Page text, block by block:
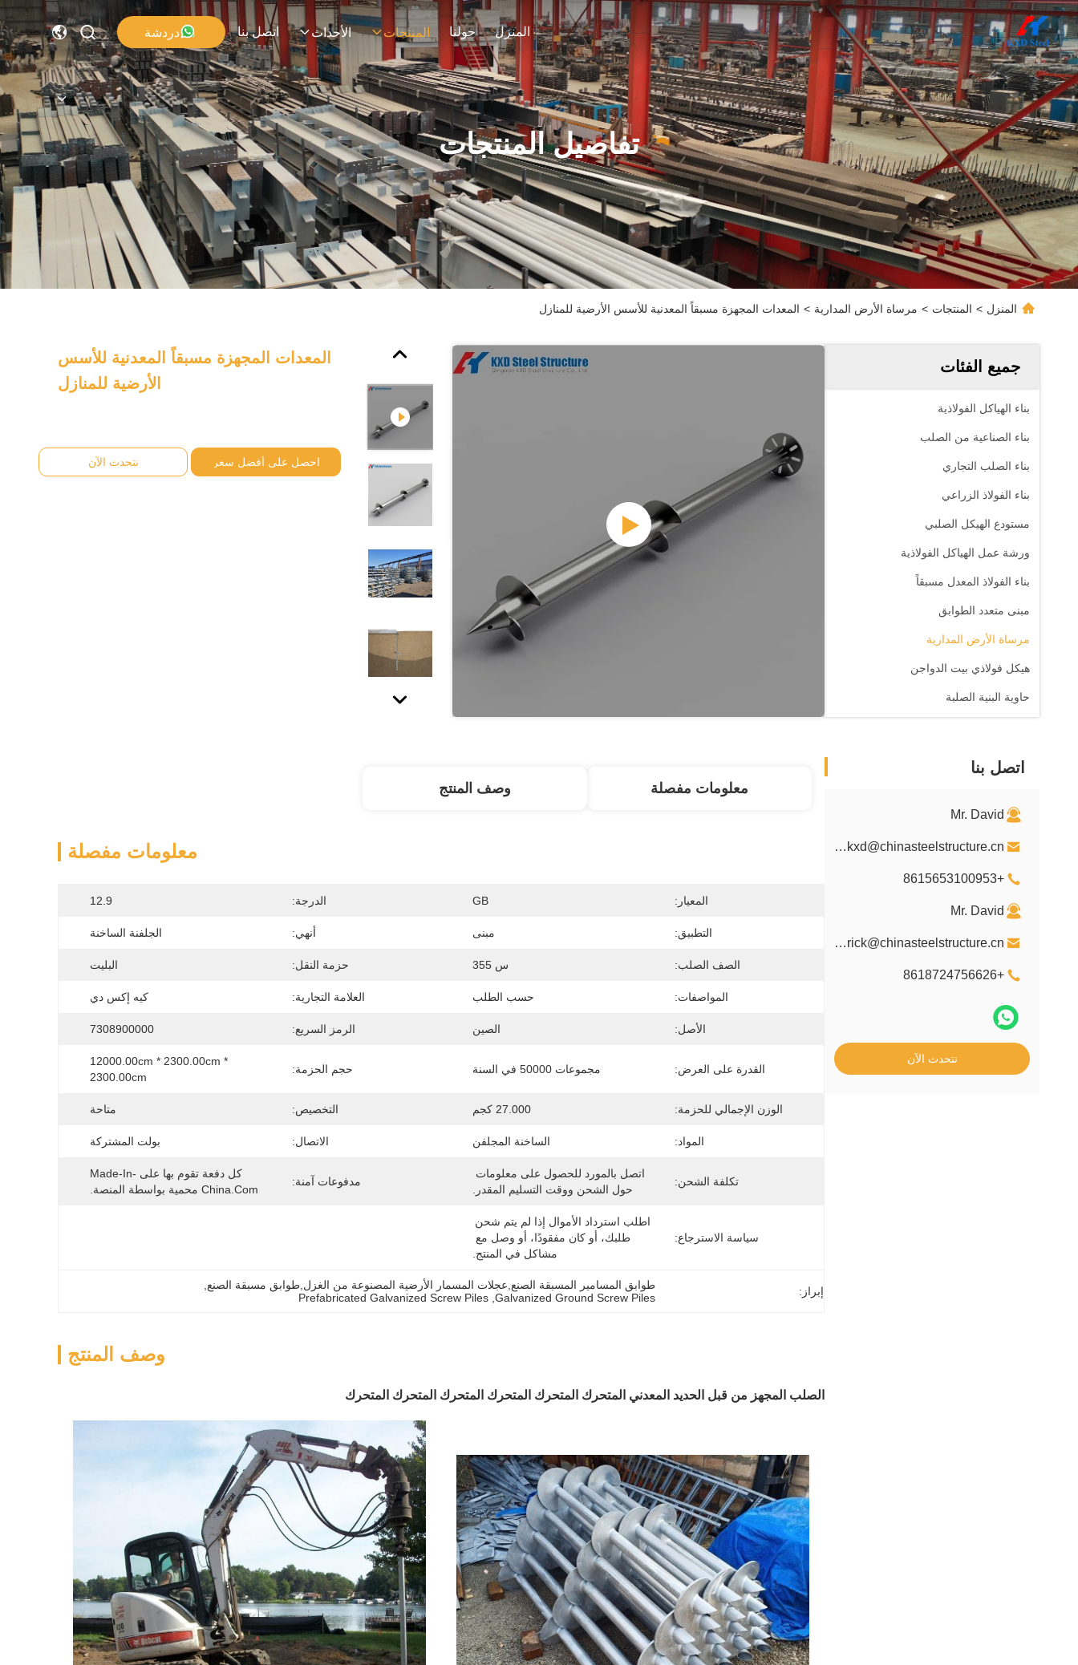
المنزل حولنا المنتجات الأحداث اتصل بنا دردشة
تفاصيل المنتجات
المنزل > المنتجات > مرساة الأرض المدارية > المعدات المجهزة مسبقاً المعدنية للأسس الأرضية للمنازل
جميع الفئات
بناء الهياكل الفولاذية
بناء الصناعية من الصلب
بناء الصلب التجاري
بناء الفولاذ الزراعي
مستودع الهيكل الصلبي
ورشة عمل الهياكل الفولاذية
بناء الفولاذ المعدل مسبقاً
مبنى متعدد الطوابق
مرساة الأرض المدارية
هيكل فولاذي بيت الدواجن
حاوية البنية الصلبة
اتصل بنا
Mr. David
davidkxd@chinasteelstructure.cn
+8615653100953
Mr. David
kxdpatrick@chinasteelstructure.cn
+8618724756626
نتحدث الآن
المعدات المجهزة مسبقاً المعدنية للأسس
الأرضية للمنازل
احصل على أفضل سعر نتحدث الآن
معلومات مفصلة وصف المنتج
معلومات مفصلة
المعيار: GB الدرجة: 12.9
التطبيق: مبنى أنهي: الجلفنة الساخنة
الصف الصلب: س 355 حزمة النقل: البليت
المواصفات: حسب الطلب العلامة التجارية: كيه إكس دي
الأصل: الصين الرمز السريع: 7308900000
القدرة على العرض: مجموعات 50000 في السنة حجم الحزمة:
12000.00cm * 2300.00cm *
2300.00cm
الوزن الإجمالي للحزمة: 27.000 كجم التخصيص: متاحة
المواد: الساخنة المجلفن الاتصال: بولت المشتركة
تكلفة الشحن:
حول الشحن ووقت التسليم المقدر.
مدفوعات آمنة:
كل دفعة تقوم بها على Made-In-
China.com محمية بواسطة المنصة.
سياسة الاسترجاع:
مشاكل في المنتج.
إبراز: طوابق المسامير المسبقة الصنع,عجلات المسمار الأرضية المصنوعة من الغزل,طوابق مسبقة الصنع
Galvanized Ground Screw Piles
,
Prefabricated Galvanized Screw Piles
وصف المنتج
الصلب المجهز من قبل الحديد المعدني المتحرك المتحرك المتحرك المتحرك المتحرك المتحرك